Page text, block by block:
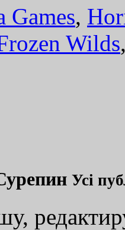
Games,
Wilds
Усі